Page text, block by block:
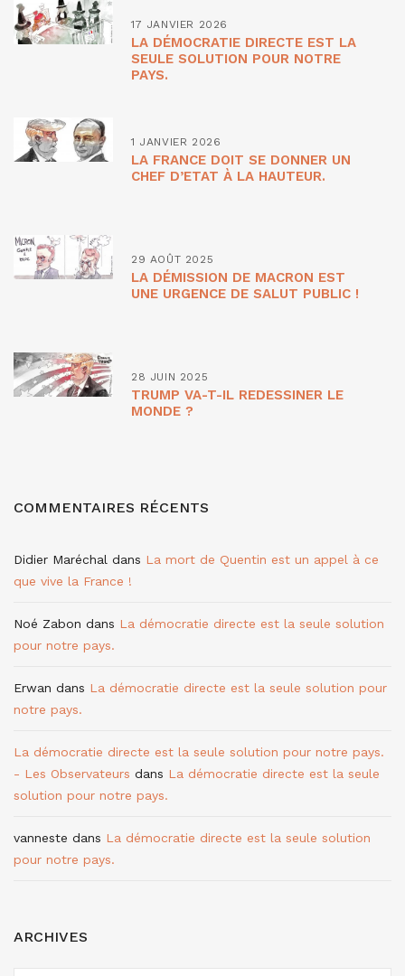
17 JANVIER 2026
LA DÉMOCRATIE DIRECTE EST LA
SEULE SOLUTION POUR NOTRE
PAYS.
1 JANVIER 2026
LA FRANCE DOIT SE DONNER UN
CHEF D’ETAT À LA HAUTEUR.
29 AOÛT 2025
LA DÉMISSION DE MACRON EST
UNE URGENCE DE SALUT PUBLIC !
28 JUIN 2025
TRUMP VA-T-IL REDESSINER LE
MONDE ?
COMMENTAIRES RÉCENTS
Didier Maréchal dans La mort de Quentin est un appel à ce
que vive la France !
Noé Zabon dans La démocratie directe est la seule solution
pour notre pays.
Erwan dans La démocratie directe est la seule solution pour
notre pays.
La démocratie directe est la seule solution pour notre pays.
- Les Observateurs dans La démocratie directe est la seule
solution pour notre pays.
vanneste dans La démocratie directe est la seule solution
pour notre pays.
ARCHIVES
ARCHIVES